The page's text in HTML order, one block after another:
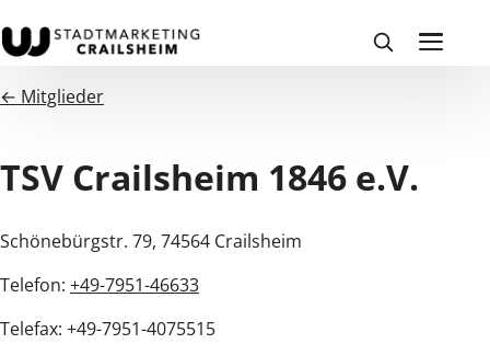
← Mitglieder
TSV Crailsheim 1846 e.V.
Schönebürgstr. 79, 74564 Crailsheim
Telefon: +49-7951-46633
Telefax: +49-7951-4075515